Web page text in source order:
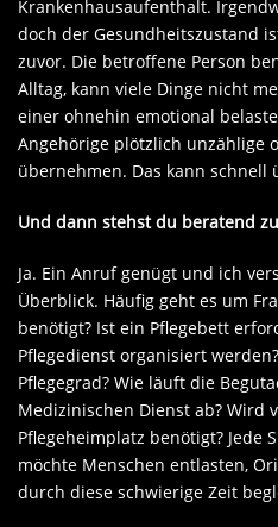
Krankenhausaufenthalt.
doch der Gesundheitszustand
zuvor. Die betroffene Person
Alltag, kann viele Dinge nicht
einer ohnehin emotional
Angehörige plötzlich unzählige
übernehmen. Das kann schnell
Und dann stehst du beratend
Ja. Ein Anruf genügt und ich
Überblick. Häufig geht es um
benötigt? Ist ein Pflegebett
Pflegedienst organisiert
Pflegegrad? Wie läuft die
Medizinischen Dienst ab? Wird
Pflegeheimplatz benötigt? Jede
möchte Menschen entlasten,
durch diese schwierige Zeit